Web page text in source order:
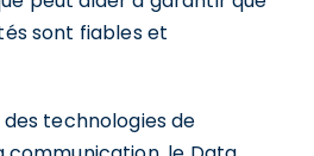
sont fiables et
technologies de